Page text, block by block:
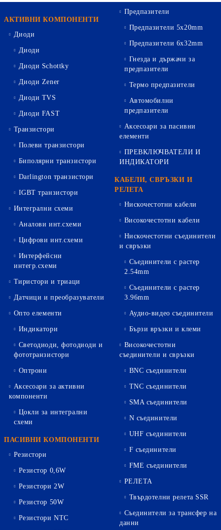
АКТИВНИ КОМПОНЕНТИ
Диоди
Диоди
Диоди Schottky
Диоди Zener
Диоди TVS
Диоди FAST
Транзистори
Полеви транзистори
Биполярни транзистори
Darlington транзистори
IGBT транзистори
Интегрални схеми
Аналови инт.схеми
Цифрови инт.схеми
Интерфейсни
интегр.схеми
Тиристори и триаци
Датчици и преобразуватели
Опто елементи
Индикатори
Светодиоди, фотодиоди и
фототранзистори
Оптрони
Аксесоари за активни
компоненти
Цокли за интегрални
схеми
ПАСИВНИ КОМПОНЕНТИ
Резистори
Резистор 0,6W
Резистори 2W
Резистор 50W
Резистори NTC
Предпазители
Предпазители 5х20mm
Предпазители 6х32mm
Гнезда и държачи за
предпазители
Термо предпазители
Автомобилни
предпазители
Аксесоари за пасивни
елементи
ПРЕВКЛЮЧВАТЕЛИ И
ИНДИКАТОРИ
КАБЕЛИ, СВРЪЗКИ И
РЕЛЕТА
Нискочестотни кабели
Високочестотни кабели
Нискочестотни съединители
и свръзки
Съединители с растер
2.54mm
Съединители с растер
3.96mm
Аудио-видео съединители
Бързи връзки и клеми
Високочестотни
съединители и свръзки
BNC съединители
TNC съединители
SMA съединители
N съединители
UHF съединители
F съединители
FME съединители
РЕЛЕТА
Твърдотелни релета SSR
Съединители за трансфер на
данни